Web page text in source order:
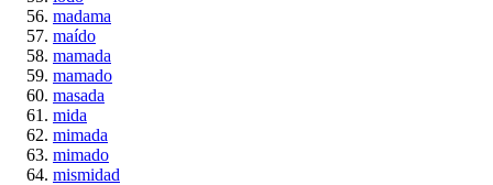
madama
maído
mamada
mamado
masada
mida
mimada
mimado
mismidad